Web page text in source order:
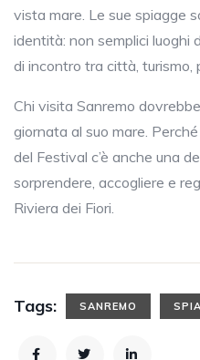
vista mare. Le sue spiagge
identità: non semplici luoghi
di incontro tra città, turismo,
Chi visita Sanremo
giornata al suo mare.
del Festival c’è anche una
sorprendere, accogliere e
Riviera dei Fiori.
Tags: SANREMO